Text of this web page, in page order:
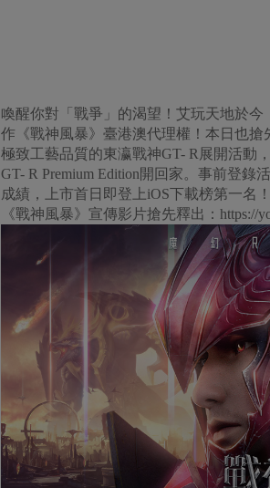
喚醒你對「戰爭」的渴望！艾玩天地於
作《戰神風暴》臺港澳代理權！本日也搶
極致工藝品質的東瀛戰神GT- R展開活動
GT- R Premium Edition開回家。事前登
成績，上市首日即登上iOS下載榜第一名！
《戰神風暴》宣傳影片搶先釋出：https://